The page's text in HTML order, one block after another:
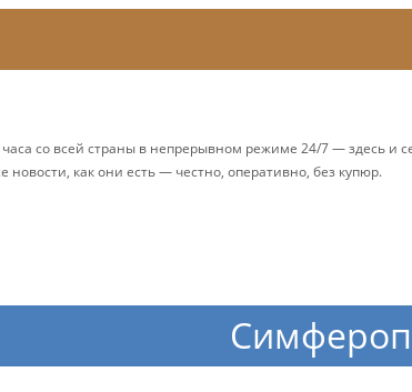
часа со всей страны в непрерывном режиме 24/7 — здесь
новости, как они есть — честно, оперативно, без купюр.